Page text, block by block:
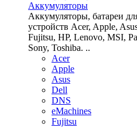
Аккумуляторы
Аккумуляторы, батареи
устройств Acer, Apple,
Fujitsu, HP, Lenovo, MSI,
Sony, Toshiba. ..
Acer
Apple
Asus
Dell
DNS
eMachines
Fujitsu